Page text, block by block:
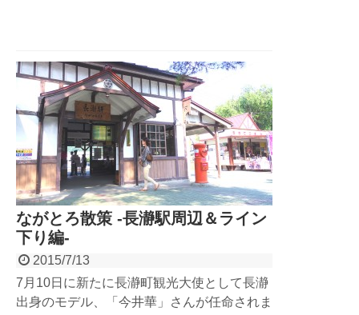
ながとろ散策 -長瀞駅周辺＆ライン
下り編-
2015/7/13
7月10日に新たに長瀞町観光大使として長瀞
出身のモデル、「今井華」さんが任命されま